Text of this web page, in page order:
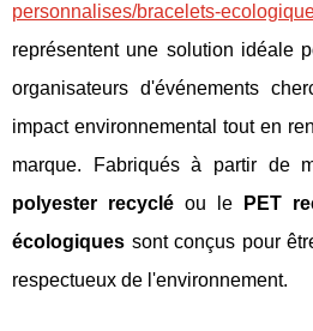
personnalises/bracelets-
représentent une solution idéale
organisateurs d'événements
impact environnemental tout en
marque. Fabriqués à partir de
polyester recycléou le PET
écologiques sont conçus pour
respectueux de l'environnement.